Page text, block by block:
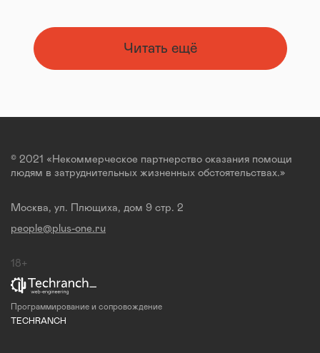
Читать ещё
© 2021 «Некоммерческое партнерство оказания помощи
людям в затруднительных жизненных обстоятельствах.»
Москва, ул. Плющиха, дом 9 стр. 2
people@plus-one.ru
18+
Программирование и сопровождение
TECHRANCH